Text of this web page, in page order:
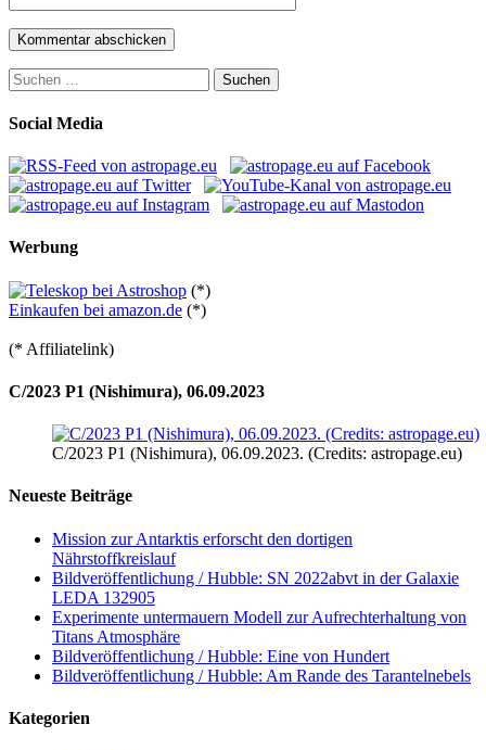
Suchen
nach:
Social Media
Werbung
(*)
Einkaufen bei amazon.de (*)
(* Affiliatelink)
C/2023 P1 (Nishimura), 06.09.2023
C/2023 P1 (Nishimura), 06.09.2023. (Credits: astropage.eu)
Neueste Beiträge
Mission zur Antarktis erforscht den dortigen
Nährstoffkreislauf
Bildveröffentlichung / Hubble: SN 2022abvt in der Galaxie
LEDA 132905
Experimente untermauern Modell zur Aufrechterhaltung von
Titans Atmosphäre
Bildveröffentlichung / Hubble: Eine von Hundert
Bildveröffentlichung / Hubble: Am Rande des Tarantelnebels
Kategorien